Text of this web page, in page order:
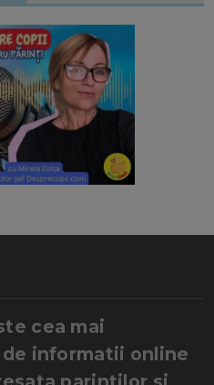
cea mai
informatii online